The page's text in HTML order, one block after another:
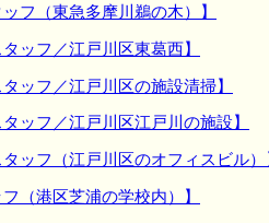
フ（東急多摩川鵜の木）】
ッフ／江戸川区東葛西】
ッフ／江戸川区の施設清掃】
ッフ／江戸川区江戸川の施設】
ッフ（江戸川区のオフィスビル）
（港区芝浦の学校内）】